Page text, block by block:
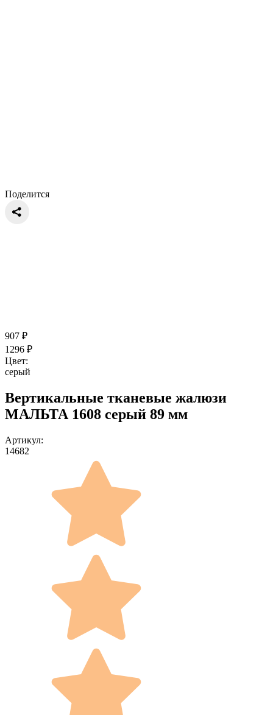
Поделится
907 ₽
1296 ₽
Цвет:
серый
Вертикальные тканевые жалюзи
МАЛЬТА 1608 серый 89 мм
Артикул:
14682